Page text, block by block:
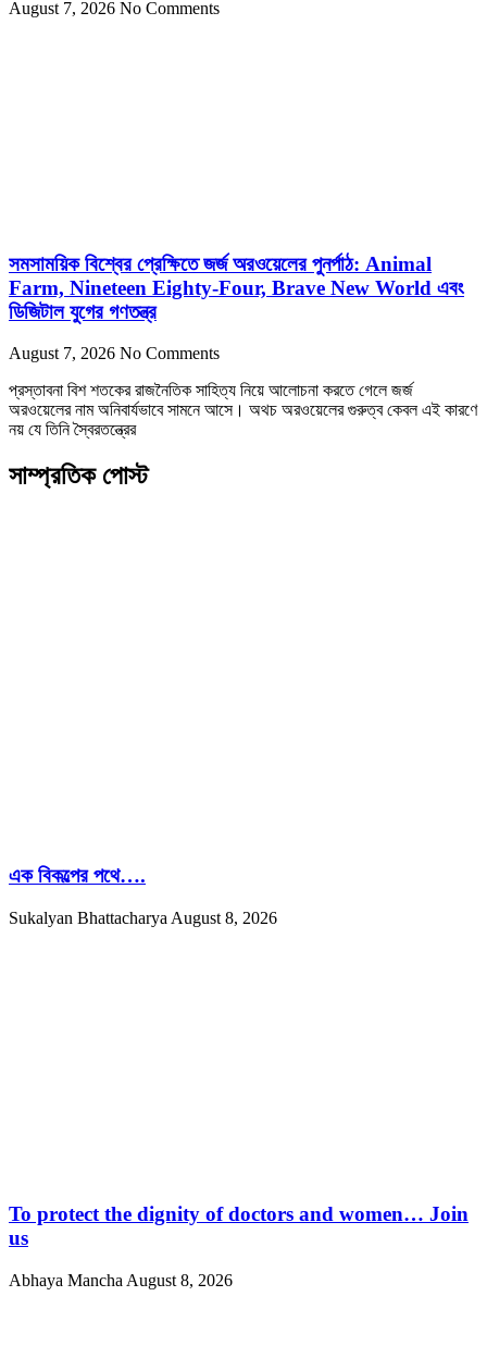
August 7, 2026 No Comments
সমসাময়িক বিশ্বের প্রেক্ষিতে জর্জ অরওয়েলের পুনর্পাঠ: Animal
Farm, Nineteen Eighty-Four, Brave New World এবং
ডিজিটাল যুগের গণতন্ত্র
August 7, 2026 No Comments
প্রস্তাবনা বিশ শতকের রাজনৈতিক সাহিত্য নিয়ে আলোচনা করতে গেলে জর্জ
অরওয়েলের নাম অনিবার্যভাবে সামনে আসে। অথচ অরওয়েলের গুরুত্ব কেবল এই কারণে
নয় যে তিনি স্বৈরতন্ত্রের
সাম্প্রতিক পোস্ট
এক বিকল্পের পথে….
Sukalyan Bhattacharya August 8, 2026
To protect the dignity of doctors and women… Join
us
Abhaya Mancha August 8, 2026